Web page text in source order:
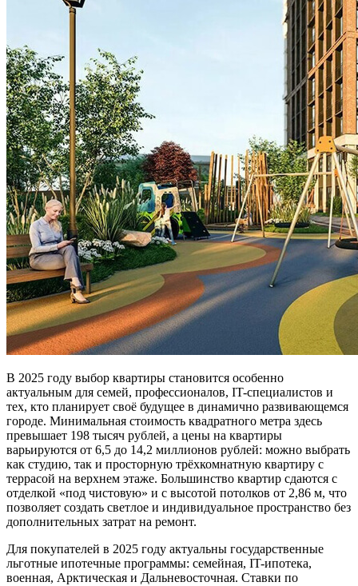
В 2025 году выбор квартиры становится особенно
актуальным для семей, профессионалов, IT-специалистов и
тех, кто планирует своё будущее в динамично развивающемся
городе. Минимальная стоимость квадратного метра здесь
превышает 198 тысяч рублей, а цены на квартиры
варьируются от 6,5 до 14,2 миллионов рублей: можно выбрать
как студию, так и просторную трёхкомнатную квартиру с
террасой на верхнем этаже. Большинство квартир сдаются с
отделкой «под чистовую» и с высотой потолков от 2,86 м, что
позволяет создать светлое и индивидуальное пространство без
дополнительных затрат на ремонт.
Для покупателей в 2025 году актуальны государственные
льготные ипотечные программы: семейная, IT-ипотека,
военная, Арктическая и Дальневосточная. Ставки по